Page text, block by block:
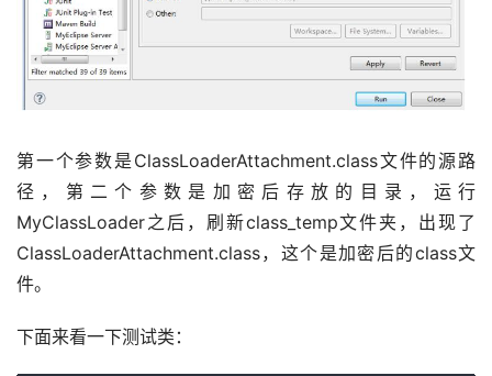
第一个参数是ClassLoaderAttachment.class文件的源路
径，第二个参数是加密后存放的目录，运行
MyClassLoader之后，刷新class_temp文件夹，出现了
ClassLoaderAttachment.class，这个是加密后的class文
件。
下面来看一下测试类：